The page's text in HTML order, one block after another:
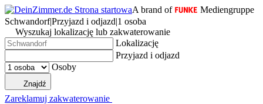
A brand of
Mediengruppe
Schwandorf|Przyjazd i odjazd|1 osoba
Wyszukaj lokalizację lub zakwaterowanie
Lokalizację
Przyjazd i odjazd
Osoby
Znajdź
Zareklamuj zakwaterowanie